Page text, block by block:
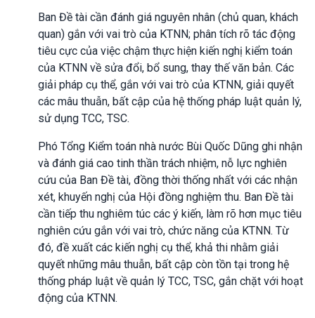
Ban Đề tài cần đánh giá nguyên nhân (chủ quan, khách
quan) gắn với vai trò của KTNN; phân tích rõ tác động
tiêu cực của việc chậm thực hiện kiến nghị kiểm toán
của KTNN về sửa đổi, bổ sung, thay thế văn bản. Các
giải pháp cụ thể, gắn với vai trò của KTNN, giải quyết
các mâu thuẫn, bất cập của hệ thống pháp luật quản lý,
sử dụng TCC, TSC.
Phó Tổng Kiểm toán nhà nước Bùi Quốc Dũng ghi nhận
và đánh giá cao tinh thần trách nhiệm, nỗ lực nghiên
cứu của Ban Đề tài, đồng thời thống nhất với các nhận
xét, khuyến nghị của Hội đồng nghiệm thu. Ban Đề tài
cần tiếp thu nghiêm túc các ý kiến, làm rõ hơn mục tiêu
nghiên cứu gắn với vai trò, chức năng của KTNN. Từ
đó, đề xuất các kiến nghị cụ thể, khả thi nhằm giải
quyết những mâu thuẫn, bất cập còn tồn tại trong hệ
thống pháp luật về quản lý TCC, TSC, gắn chặt với hoạt
động của KTNN.